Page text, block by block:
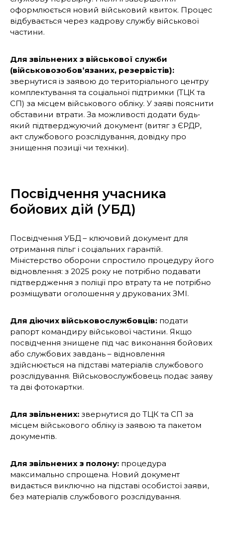
оформлюється новий військовий квиток. Процес
відбувається через кадрову службу військової
частини.
Для звільнених з військової служби
(військовозобов’язаних, резервістів):
звернутися із заявою до територіального центру
комплектування та соціальної підтримки (ТЦК та
СП) за місцем військового обліку. У заяві пояснити
обставини втрати. За можливості додати будь-
який підтверджуючий документ (витяг з ЄРДР,
акт службового розслідування, довідку про
знищення позиції чи техніки).
Посвідчення учасника
бойових дій (УБД)
Посвідчення УБД – ключовий документ для
отримання пільг і соціальних гарантій.
Міністерство оборони спростило процедуру його
відновлення: з 2025 року не потрібно подавати
підтвердження з поліції про втрату та не потрібно
розміщувати оголошення у друкованих ЗМІ.
Для діючих військовослужбовців: подати
рапорт командиру військової частини. Якщо
посвідчення знищене під час виконання бойових
або службових завдань – відновлення
здійснюється на підставі матеріалів службового
розслідування. Військовослужбовець подає заяву
та дві фотокартки.
Для звільнених: звернутися до ТЦК та СП за
місцем військового обліку із заявою та пакетом
документів.
Для звільнених з полону: процедура
максимально спрощена. Новий документ
видається виключно на підставі особистої заяви,
без матеріалів службового розслідування.